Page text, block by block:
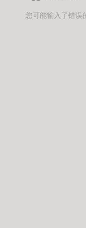
您可能输入了错误